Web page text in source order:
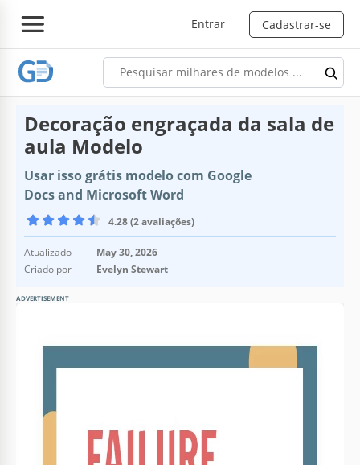
Entrar Cadastrar-se
Decoração engraçada da sala de
aula Modelo
Usar isso grátis modelo com Google
Docs and Microsoft Word
4.28 (2 avaliações)
Atualizado
May 30, 2026
Criado por
Evelyn Stewart
ADVERTISEMENT